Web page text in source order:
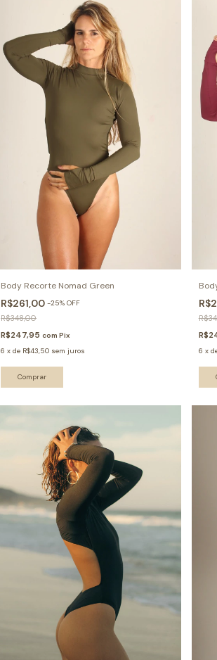
Body Recorte Nomad Green
R$261,00 -25% OFF
R$348,00
R$247,95 com Pix
6 x de R$43,50 sem juros
Comprar
6 x